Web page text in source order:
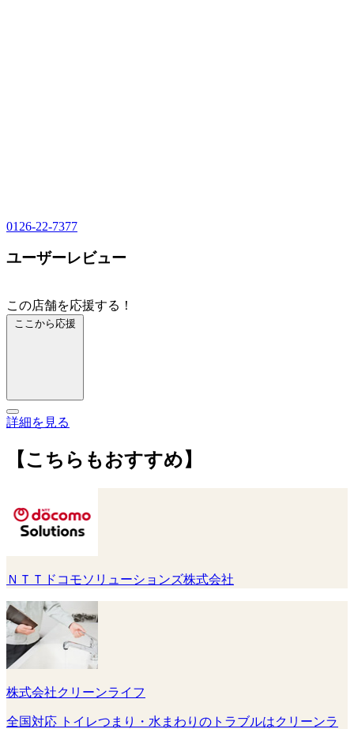
0126-22-7377
ユーザーレビュー
この店舗を応援する！
ここから応援
詳細を見る
【こちらもおすすめ】
ＮＴＴドコモソリューションズ株式会社
株式会社クリーンライフ
全国対応 トイレつまり・水まわりのトラブルはクリーンラ